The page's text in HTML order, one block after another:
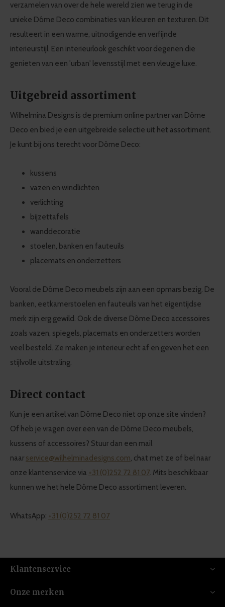
verzamelen van over de hele wereld zien we terug in de
unieke Dôme Deco combinaties van kleuren en texturen. Dit
resulteert in een warme, uitnodigende en verfijnde
interieurstijl. Een interieurlook geschikt voor degenen die
genieten van een 'urban' levensstijl met een vleugje luxe.
Uitgebreid assortiment
Wilhelmina Designs is de premium online partner van Dôme
Deco en bied je een uitgebreide selectie uit het assortiment.
Je kunt bij ons terecht voor Dôme Deco:
kussens
vazen en windlichten
verlichting
bijzettafels
wanddecoratie
stoelen, banken en fauteuils
placemats en onderzetters
Vooral de Dôme Deco meubels zijn aan een opmars bezig. De
banken, eetkamerstoelen en fauteuils van het eigentijdse
merk zijn erg gewild. Ook de diverse Dôme Deco accessoires
zoals vazen, spiegels, placemats en onderzetters worden
veel besteld. Ze maken je interieur echt af en geven het een
stijlvolle uitstraling.
Direct contact
Kun je een artikel van Dôme Deco niet op onze site vinden?
Of heb je vragen over een van de Dôme Deco meubels,
kussens of accessoires? Stuur dan een mail
naar service@wilhelminadesigns.com, chat met ze of bel naar
onze klantenservice via +31 (0)252 72 81 07. Mits beschikbaar
kunnen we het hele Dôme Deco assortiment leveren.
WhatsApp: +31 (0)252 72 81 07
Klantenservice
Onze merken